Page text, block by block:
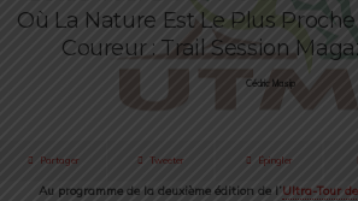
Où La Nature Est Le Plus
Coureur : Trail Session
Cédric Masip
Partager Tweeter Épingler
Au programme de la deuxième édition de l’Ultra-Tour